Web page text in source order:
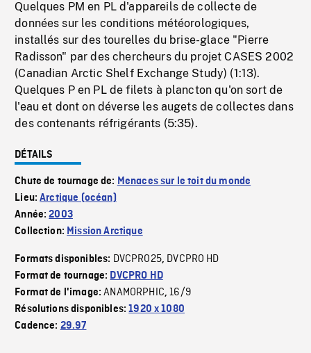
Quelques PM en PL d'appareils de collecte de
données sur les conditions météorologiques,
installés sur des tourelles du brise-glace "Pierre
Radisson" par des chercheurs du projet CASES 2002
(Canadian Arctic Shelf Exchange Study) (1:13).
Quelques P en PL de filets à plancton qu'on sort de
l'eau et dont on déverse les augets de collectes dans
des contenants réfrigérants (5:35).
DÉTAILS
Chute de tournage de: Menaces sur le toit du monde
Lieu:Arctique (océan)
Année:2003
Collection: Mission Arctique
Formats disponibles: DVCPRO25, DVCPRO HD
Format de tournage: DVCPRO HD
Format de l'image:ANAMORPHIC,16/9
Résolutions disponibles:1920 x 1080
Cadence: 29.97